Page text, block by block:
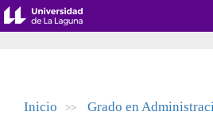
Inicio >>
Grado en